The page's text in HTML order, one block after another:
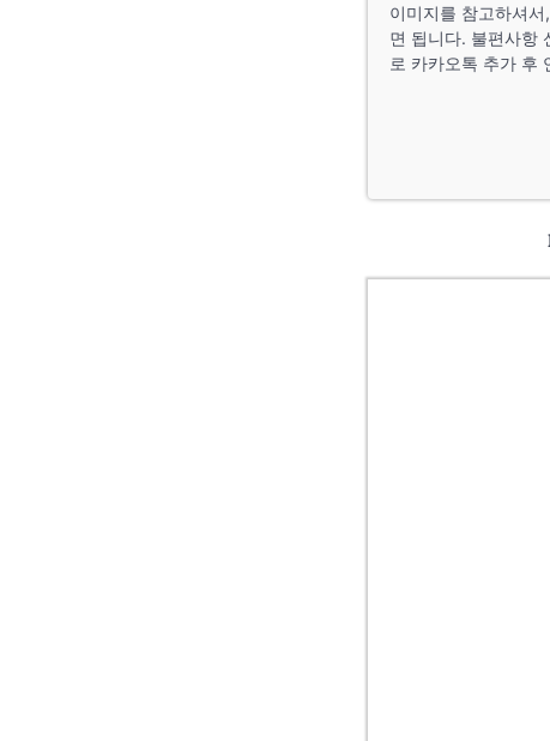
이미지를 참고하셔
면 됩니다. 불편사항
로 카카오톡 추가 후